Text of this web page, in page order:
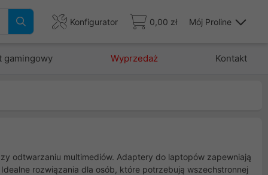
Konfigurator 0,00 zł Mój Proline
gamingowy Wyprzedaż Kontakt
odtwarzaniu multimediów. Adaptery do laptopów zapewniają
rozwiązania dla osób, które potrzebują wszechstronnej